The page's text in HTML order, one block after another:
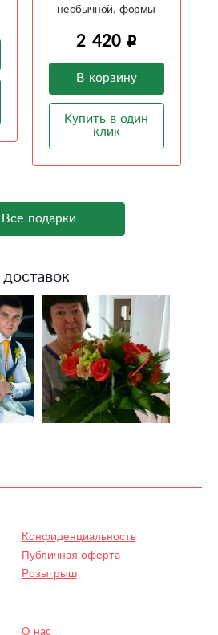
ваш интерьер
1 600
В корзину
Купить в один
клик
Все подарки
Конфиденциальность
Публичная оферта
Розыгрыш